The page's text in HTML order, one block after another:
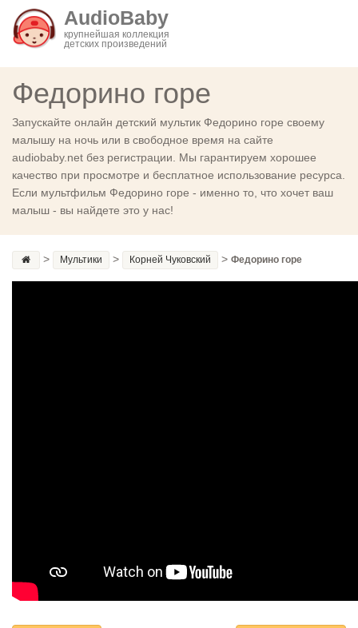
AudioBaby
крупнейшая коллекция
детских произведений
Федорино горе
Запускайте онлайн детский мультик Федорино горе своему
малышу на ночь или в свободное время на сайте
audiobaby.net без регистрации. Мы гарантируем хорошее
качество при просмотре и бесплатное использование ресурса.
Если мультфильм Федорино горе - именно то, что хочет ваш
малыш - вы найдете это у нас!
> Мультики > Корней Чуковский > Федорино горе